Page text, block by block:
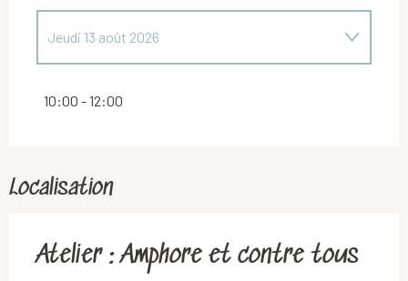
Jeudi 13 août 2026
10:00 - 12:00
Localisation
Atelier : Amphore et contre tous